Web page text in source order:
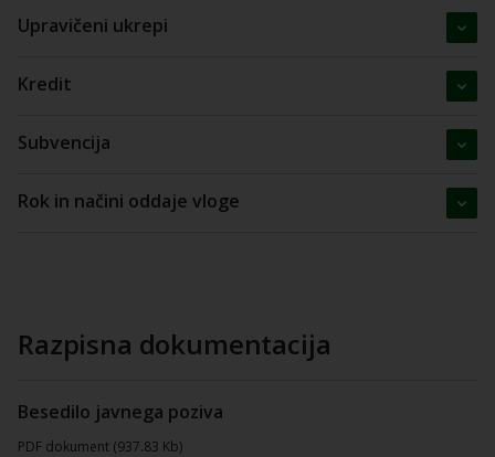
Upravičeni ukrepi
Kredit
Subvencija
Rok in načini oddaje vloge
Razpisna dokumentacija
Besedilo javnega poziva
PDF dokument (937.83 Kb)